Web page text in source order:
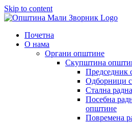
Skip to content
Почетна
О нама
Органи општине
Скупштина
Председник
Одборници
Стална
Посебна
општине
Повремена